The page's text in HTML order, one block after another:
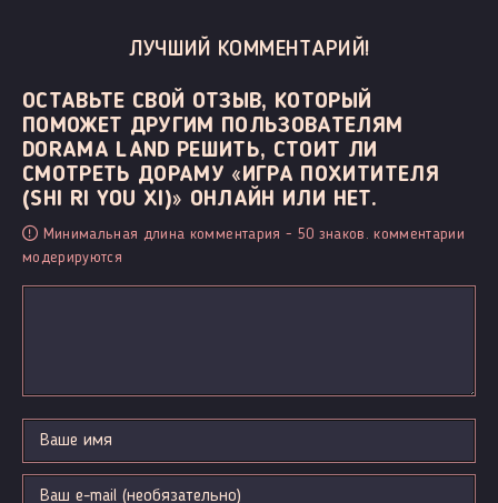
ЛУЧШИЙ КОММЕНТАРИЙ!
ОСТАВЬТЕ СВОЙ ОТЗЫВ, КОТОРЫЙ
ПОМОЖЕТ ДРУГИМ ПОЛЬЗОВАТЕЛЯМ
DORAMA LAND РЕШИТЬ, СТОИТ ЛИ
СМОТРЕТЬ ДОРАМУ «ИГРА ПОХИТИТЕЛЯ
(SHI RI YOU XI)» ОНЛАЙН ИЛИ НЕТ.
Минимальная длина комментария - 50 знаков. комментарии
модерируются